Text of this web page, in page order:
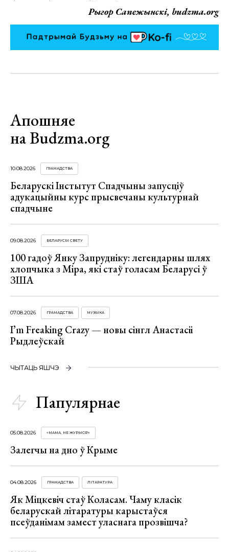
Рыгор Сапежынскі, budzma.org
Апошняе
на Budzma.org
10.08.2026 ГРАМАДСТВА
Беларускі Інстытут Спадчыны запусціў
адукацыйны курс прысвечаны культурнай
спадчыне
09.08.2026 БЕЛАРУСЫ СВЕТУ
100 гадоў Янку Запрудніку: легендарны шлях
хлопчыка з Міра, які стаў голасам Беларусі ў
ЗША
07.08.2026 ГРАМАДСТВА МУЗЫКА
I’m Freaking Crazy — новы сінгл Анастасіі
Рыдлеўскай
ЧЫТАЦЬ ЯШЧЭ
Папулярнае
05.08.2026 «МАМА, НЕ ЖУРЫСЯ!»
Залегчы на дно ў Крыме
04.08.2026 ГРАМАДСТВА ЛІТАРАТУРА
Як Міцкевіч стаў Коласам. Чаму класік
беларускай літаратуры карыстаўся
псеўданімам замест уласнага прозвішча?